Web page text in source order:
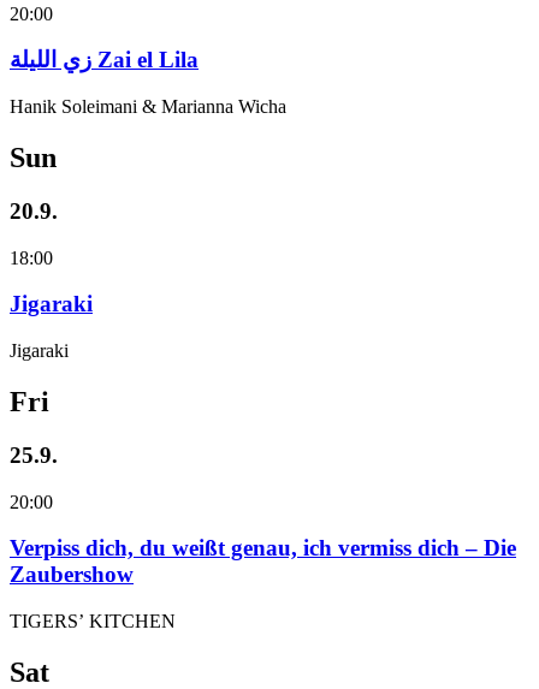
20:00
زي‌ اللیلة Zai el Lila
Hanik Soleimani & Marianna Wicha
Sun
20.9.
18:00
Jigaraki
Jigaraki
Fri
25.9.
20:00
Verpiss dich, du weißt genau, ich vermiss dich – Die
Zaubershow
TIGERS’ KITCHEN
Sat